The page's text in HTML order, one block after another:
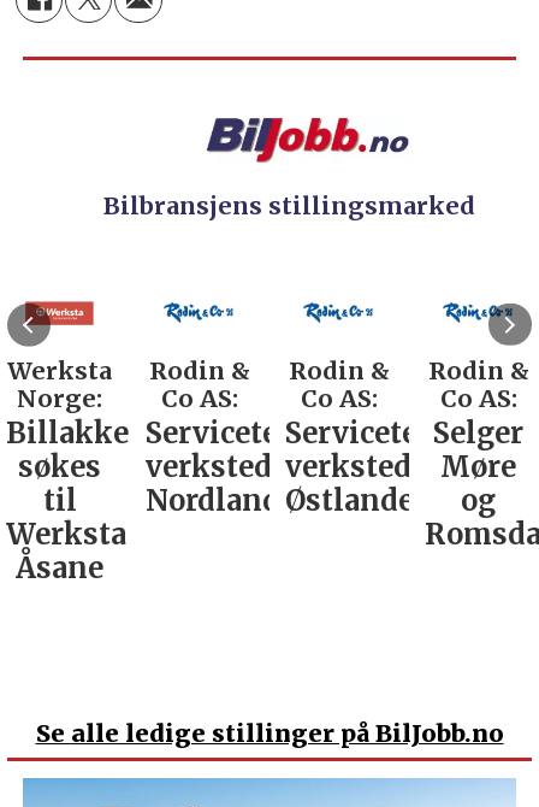
Bilbransjens stillingsmarked
Werksta
Norge:
Billakkerer
søkes
til
Werksta
Åsane
Rodin &
Co AS:
Servicetekniker
verkstedutstyr
Nordland
Rodin &
Co AS:
Servicetekniker
verkstedutstyr
Østlandet
Rodin &
Co AS:
Selger
Møre
og
Se alle ledige stillinger på BilJobb.no